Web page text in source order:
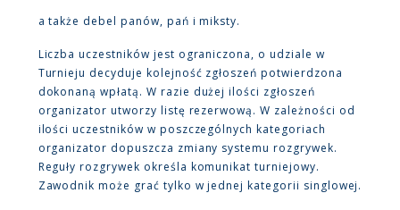
a także debel panów, pań i miksty.
Liczba uczestników jest ograniczona, o udziale w
Turnieju decyduje kolejność zgłoszeń potwierdzona
dokonaną wpłatą. W razie dużej ilości zgłoszeń
organizator utworzy listę rezerwową. W zależności od
ilości uczestników w poszczególnych kategoriach
organizator dopuszcza zmiany systemu rozgrywek.
Reguły rozgrywek określa komunikat turniejowy.
Zawodnik może grać tylko w jednej kategorii singlowej.